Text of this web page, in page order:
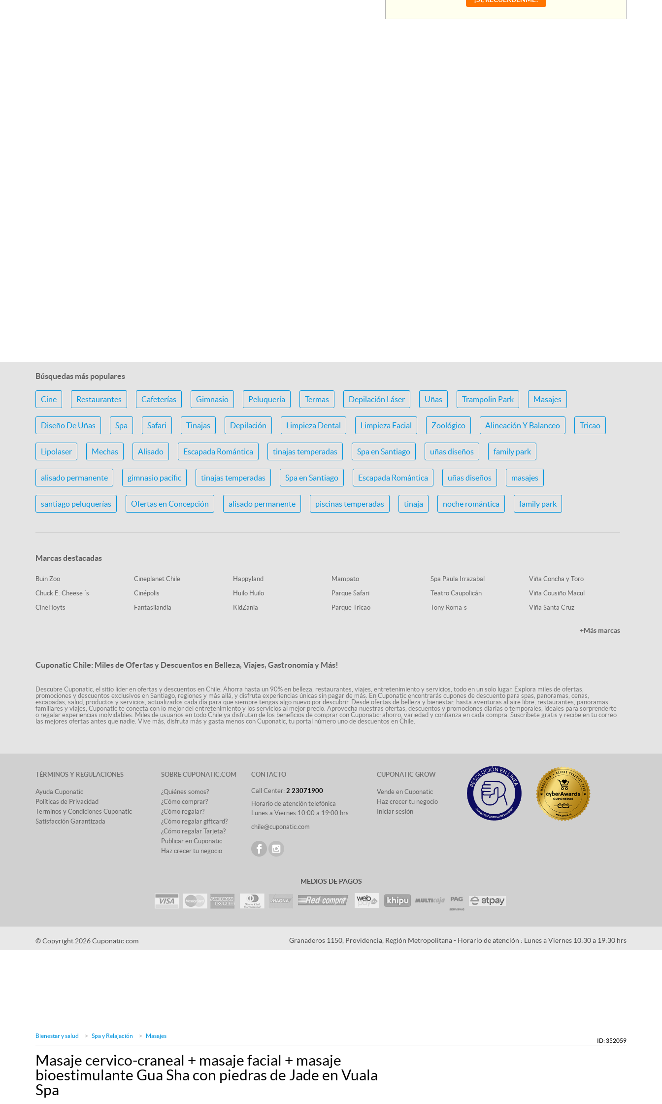
Búsquedas más populares
Cine Restaurantes Cafeterías Gimnasio Peluquería Termas Depilación Láser Uñas Trampolin Park Masajes
Diseño De Uñas Spa Safari Tinajas Depilación Limpieza Dental Limpieza Facial Zoológico Alineación Y Balanceo Tricao
Lipolaser Mechas Alisado Escapada Romántica tinajas temperadas Spa en Santiago uñas diseños family park
alisado permanente gimnasio pacific tinajas temperadas Spa en Santiago Escapada Romántica uñas diseños masajes
santiago peluquerías Ofertas en Concepción alisado permanente piscinas temperadas tinaja noche romántica family park
Marcas destacadas
Buin Zoo
Chuck E. Cheese ´s
CineHoyts
Cineplanet Chile
Cinépolis
Fantasilandia
Happyland
Huilo Huilo
KidZania
Mampato
Parque Safari
Parque Tricao
Spa Paula Irrazabal
Teatro Caupolicán
Tony Roma´s
Viña Concha y Toro
Viña Cousiño Macul
Viña Santa Cruz
+Más marcas
Cuponatic Chile: Miles de Ofertas y Descuentos en Belleza, Viajes, Gastronomía y Más!
Descubre Cuponatic, el sitio líder en ofertas y descuentos en Chile. Ahorra hasta un 90% en belleza, restaurantes, viajes, entretenimiento y servicios, todo en un solo lugar. Explora miles de ofertas,
promociones y descuentos exclusivos en Santiago, regiones y más allá, y disfruta experiencias únicas sin pagar de más. En Cuponatic encontrarás cupones de descuento para spas, panoramas, cenas,
escapadas, salud, productos y servicios, actualizados cada día para que siempre tengas algo nuevo por descubrir. Desde ofertas de belleza y bienestar, hasta aventuras al aire libre, restaurantes, panoramas
familiares y viajes, Cuponatic te conecta con lo mejor del entretenimiento y los servicios al mejor precio. Aprovecha nuestras ofertas, descuentos y promociones diarias o temporales, ideales para sorprenderte
o regalar experiencias inolvidables. Miles de usuarios en todo Chile ya disfrutan de los beneficios de comprar con Cuponatic: ahorro, variedad y confianza en cada compra. Suscríbete gratis y recibe en tu correo
las mejores ofertas antes que nadie. Vive más, disfruta más y gasta menos con Cuponatic, tu portal número uno de descuentos en Chile.
TÉRMINOS Y REGULACIONES
Ayuda Cuponatic
Políticas de Privacidad
Terminos y Condiciones Cuponatic
Satisfacción Garantizada
SOBRE CUPONATIC.COM
¿Quiénes somos?
¿Cómo comprar?
¿Cómo regalar?
¿Cómo regalar giftcard?
¿Cómo regalar Tarjeta?
Publicar en Cuponatic
Haz crecer tu negocio
CONTACTO
Call Center: 2 23071900
Horario de atención telefónica
Lunes a Viernes 10:00 a 19:00 hrs
chile@cuponatic.com
CUPONATIC GROW
Vende en Cuponatic
Haz crecer tu negocio
Iniciar sesión
MEDIOS DE PAGOS
© Copyright 2026 Cuponatic.com Granaderos 1150, Providencia, Región Metropolitana - Horario de atención : Lunes a Viernes 10:30 a 19:30 hrs
Bienestar y salud Spa y Relajación Masajes
ID: 352059
Masaje cervico-craneal + masaje facial + masaje
bioestimulante Gua Sha con piedras de Jade en Vuala
Spa